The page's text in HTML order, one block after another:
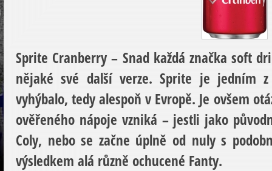
Sprite Cranberry – Snad každá značka soft
nějaké své další verze. Sprite je jedním
vyhýbalo, tedy alespoň v Evropě. Je ovšem
ověřeného nápoje vzniká – jestli jako
Coly, nebo se začne úplně od nuly s
výsledkem alá různě ochucené Fanty.